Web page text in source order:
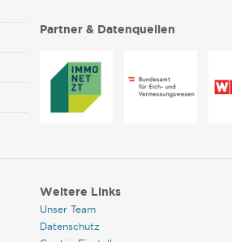
Partner & Datenquellen
Weitere Links
Unser Team
Datenschutz